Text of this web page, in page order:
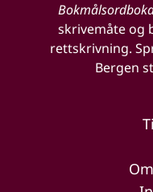
skrivemåte og
rettskrivning.
Bergen